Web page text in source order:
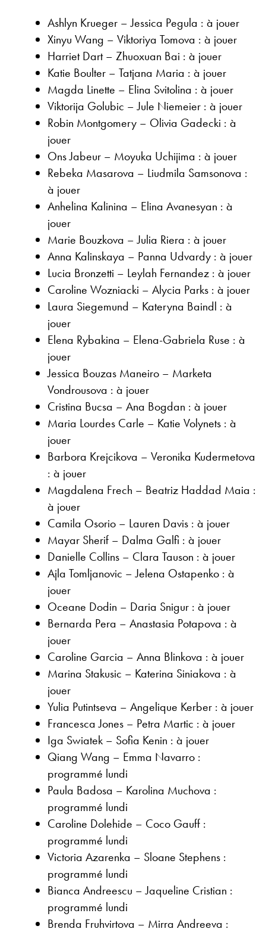
Ashlyn Krueger – Jessica Pegula : à jouer
Xinyu Wang – Viktoriya Tomova : à jouer
Harriet Dart – Zhuoxuan Bai : à jouer
Katie Boulter – Tatjana Maria : à jouer
Magda Linette – Elina Svitolina : à jouer
Viktorija Golubic – Jule Niemeier : à jouer
Robin Montgomery – Olivia Gadecki : à
jouer
Ons Jabeur – Moyuka Uchijima : à jouer
Rebeka Masarova – Liudmila Samsonova :
à jouer
Anhelina Kalinina – Elina Avanesyan : à
jouer
Marie Bouzkova – Julia Riera : à jouer
Anna Kalinskaya – Panna Udvardy : à jouer
Lucia Bronzetti – Leylah Fernandez : à jouer
Caroline Wozniacki – Alycia Parks : à jouer
Laura Siegemund – Kateryna Baindl : à
jouer
Elena Rybakina – Elena-Gabriela Ruse : à
jouer
Jessica Bouzas Maneiro – Marketa
Vondrousova : à jouer
Cristina Bucsa – Ana Bogdan : à jouer
Maria Lourdes Carle – Katie Volynets : à
jouer
Barbora Krejcikova – Veronika Kudermetova
: à jouer
Magdalena Frech – Beatriz Haddad Maia :
à jouer
Camila Osorio – Lauren Davis : à jouer
Mayar Sherif – Dalma Galfi : à jouer
Danielle Collins – Clara Tauson : à jouer
Ajla Tomljanovic – Jelena Ostapenko : à
jouer
Oceane Dodin – Daria Snigur : à jouer
Bernarda Pera – Anastasia Potapova : à
jouer
Caroline Garcia – Anna Blinkova : à jouer
Marina Stakusic – Katerina Siniakova : à
jouer
Yulia Putintseva – Angelique Kerber : à jouer
Francesca Jones – Petra Martic : à jouer
Iga Swiatek – Sofia Kenin : à jouer
Qiang Wang – Emma Navarro :
programmé lundi
Paula Badosa – Karolina Muchova :
programmé lundi
Caroline Dolehide – Coco Gauff :
programmé lundi
Victoria Azarenka – Sloane Stephens :
programmé lundi
Bianca Andreescu – Jaqueline Cristian :
programmé lundi
Brenda Fruhvirtova – Mirra Andreeva :